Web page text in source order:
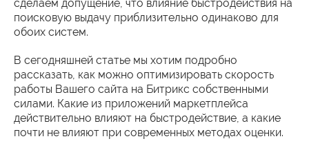
сделаем допущение, что влияние быстродействия на
поисковую выдачу приблизительно одинаково для
обоих систем.
В сегодняшней статье мы хотим подробно
рассказать, как можно оптимизировать скорость
работы Вашего сайта на Битрикс собственными
силами. Какие из приложений маркетплейса
действительно влияют на быстродействие, а какие
почти не влияют при современных методах оценки.